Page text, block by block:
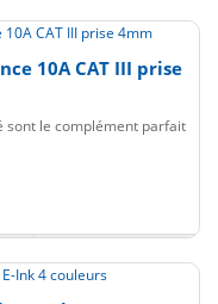
10A CAT III prise
sont le complément parfait